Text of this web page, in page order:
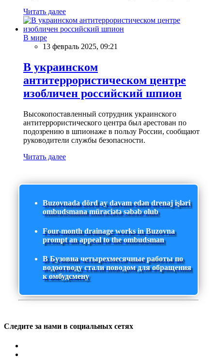
Читать далее
В мире
13 февраль 2025, 09:21
В украинском
антитеррористическом центре
изобличен российский шпион
Высокопоставленный сотрудник украинского
антитеррористического центра был арестован по
подозрению в шпионаже в пользу России, сообщают
руководители службы безопасности.
Читать далее
Buzovnada dörd ay davam edən drenaj işləri
ombudsmana müraciətə səbəb olub
Four-month drainage works in Buzovna
prompt an appeal to the ombudsman
В Бузовна четырехмесячные работы по
водоотводу стали поводом для обращения
к омбудсмену
Следите за нами в социальных сетях